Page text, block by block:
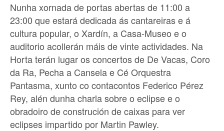
Nunha xornada de portas abertas de 11:00 a
23:00 que estará dedicada ás cantareiras e á
cultura popular, o Xardín, a Casa-Museo e o
auditorio acollerán máis de vinte actividades. Na
Horta terán lugar os concertos de De Vacas, Coro
da Ra, Pecha a Cansela e Cé Orquestra
Pantasma, xunto co contacontos Federico Pérez
Rey, alén dunha charla sobre o eclipse e o
obradoiro de construción de caixas para ver
eclipses impartido por Martin Pawley.